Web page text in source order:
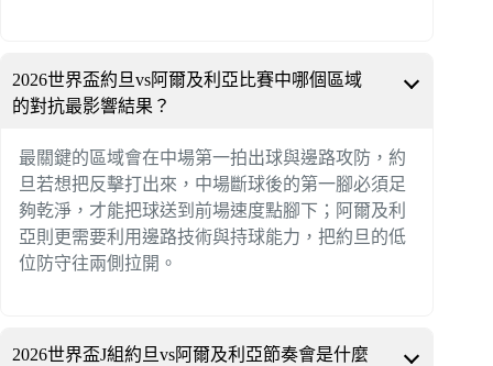
2026世界盃約旦vs阿爾及利亞比賽中哪個區域
的對抗最影響結果？
最關鍵的區域會在中場第一拍出球與邊路攻防，約
旦若想把反擊打出來，中場斷球後的第一腳必須足
夠乾淨，才能把球送到前場速度點腳下；阿爾及利
亞則更需要利用邊路技術與持球能力，把約旦的低
位防守往兩側拉開。
2026世界盃J組約旦vs阿爾及利亞節奏會是什麼